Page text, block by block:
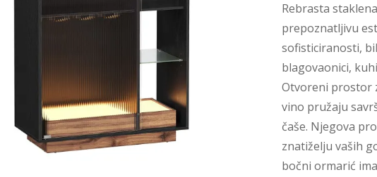
Rebrasta
prepoznatljivu
sofisticiranosti,
blagovaonici,
Otvoreni prostor
vino pružaju
čaše. Njegova
znatiželju vaših
bočni ormarić